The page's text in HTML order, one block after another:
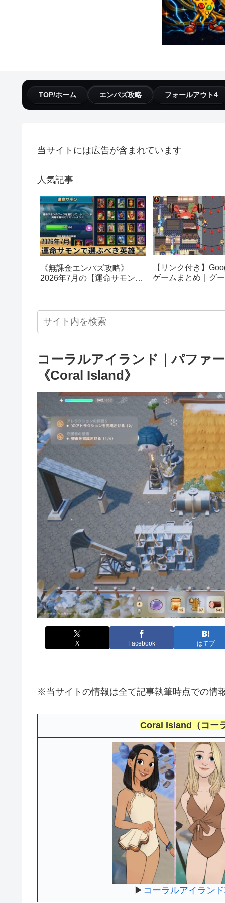
TOP/ホーム エンパズ攻略 フォールアウト4
当サイトには広告が含まれています
人気記事
《無課金エンパズ攻略》
2026年7月の【運命サモン】
【リンク付き】
ゲームまとめ｜グ
コーラルアイランド｜パファ
《Coral Island》
X Facebook はてブ
※当サイトの情報は全て記事執筆時点での情
Coral Island（コー
▶ コーラルアイラン